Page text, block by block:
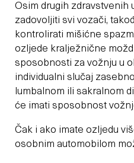
Osim drugih zdravstvenih
zadovoljiti svi vozači,
kontrolirati mišićne
ozljede kralježnične
sposobnosti za vožnju u
individualni slučaj
lumbalnom ili sakralnom
će imati sposobnost
Čak i ako imate ozljedu
osobnim automobilom